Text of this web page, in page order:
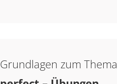
Grundlagen zum Thema